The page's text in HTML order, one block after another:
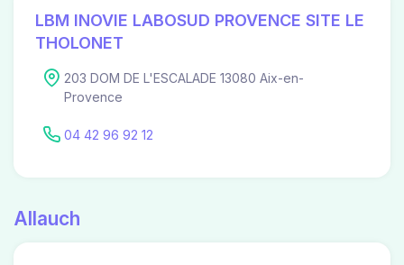
LBM INOVIE LABOSUD PROVENCE SITE LE
THOLONET
203 DOM DE L'ESCALADE 13080 Aix-en-
Provence
04 42 96 92 12
Allauch